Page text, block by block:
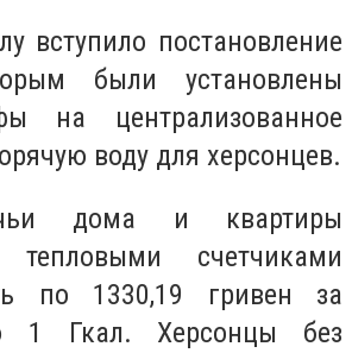
вступило постановление
были установлены
на централизованное
воду для херсонцев.
дома и квартиры
тепловыми счетчиками
по 1330,19 гривен за
1 Гкал. Херсонцы без